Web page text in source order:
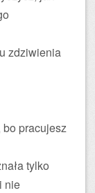
zdziwienia
bo pracujesz
tylko
nie